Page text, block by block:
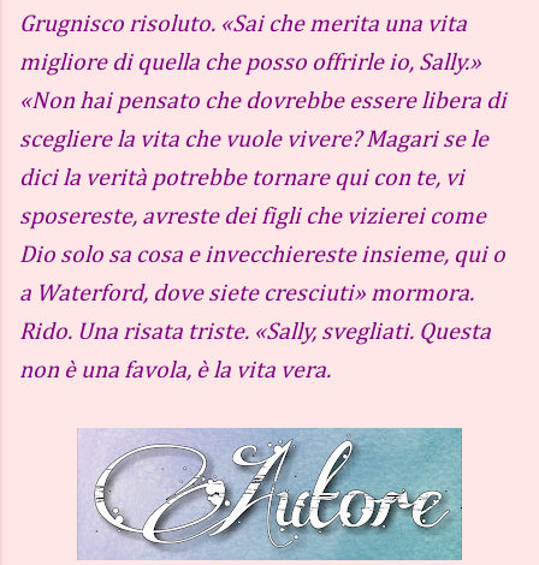
Grugnisco risoluto. «Sai che merita una vita
migliore di quella che posso offrirle io, Sally.»
«Non hai pensato che dovrebbe essere libera di
scegliere la vita che vuole vivere? Magari se le
dici la verità potrebbe tornare qui con te, vi
sposereste, avreste dei figli che vizierei come
Dio solo sa cosa e invecchiereste insieme, qui o
a Waterford, dove siete cresciuti» mormora.
Rido. Una risata triste. «Sally, svegliati. Questa
non è una favola, è la vita vera.